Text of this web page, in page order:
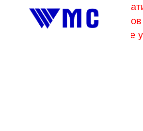
В связи с высокой
отпускных цен
цены на металл уточняйте